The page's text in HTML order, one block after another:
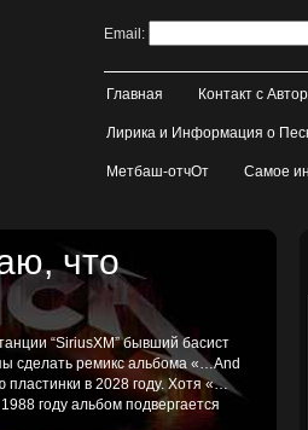
Email:
Главная Контакт с
Лирика и Информация о
Метбаш-отчОт Самое
что
“SiriusXM” бывший басист
сделать ремикс альбома «…And
пластинки в 2028 году. Хотя «…
году альбом подвергается